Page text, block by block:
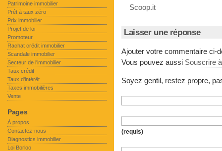
Scoop.it
Laisser une réponse
Ajouter votre commentaire ci-
Vous pouvez aussi Souscrire
Soyez gentil, restez propre,
(requis)
Patrimoine immobilier
Prêt à taux zéro
Prix immobilier
Projet de loi
Promoteur
Rachat crédit immobilier
Scandale immobilier
Secteur de l'immobilier
Taux crédit
Taux d'intérêt
Taxes immobilières
Vente
Pages
À propos
Contactez-nous
Diagnostics immobilier
Loi Borloo